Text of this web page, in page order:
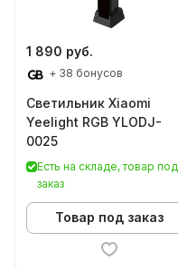
1 890 руб.
+ 38 бонусов
Светильник Xiaomi
Yeelight RGB YLODJ-
0025
Есть на складе, товар под
заказ
Товар под заказ